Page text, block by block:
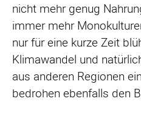
nicht mehr genug
immer mehr
nur für eine kurze Zeit
Klimawandel und
aus anderen Regionen
bedrohen ebenfalls den